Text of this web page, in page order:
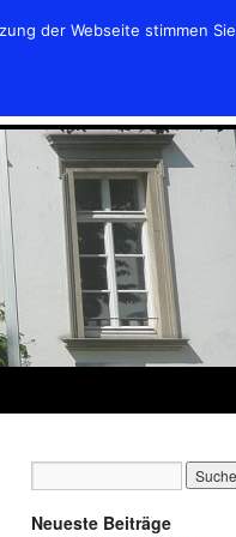
Neueste Beiträge
der Webseite stimmen